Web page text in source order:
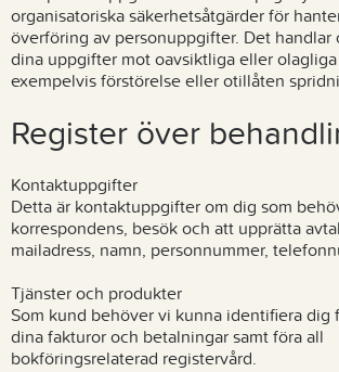
organisatoriska säkerhetsåtgärder för
överföring av personuppgifter. Det handlar
dina uppgifter mot oavsiktliga eller
exempelvis förstörelse eller otillåten
Register över
Kontaktuppgifter
Detta är kontaktuppgifter om dig som
korrespondens, besök och att upprätta
mailadress, namn, personnummer,
Tjänster och produkter
Som kund behöver vi kunna identifiera dig
dina fakturor och betalningar samt föra all
bokföringsrelaterad registervård.